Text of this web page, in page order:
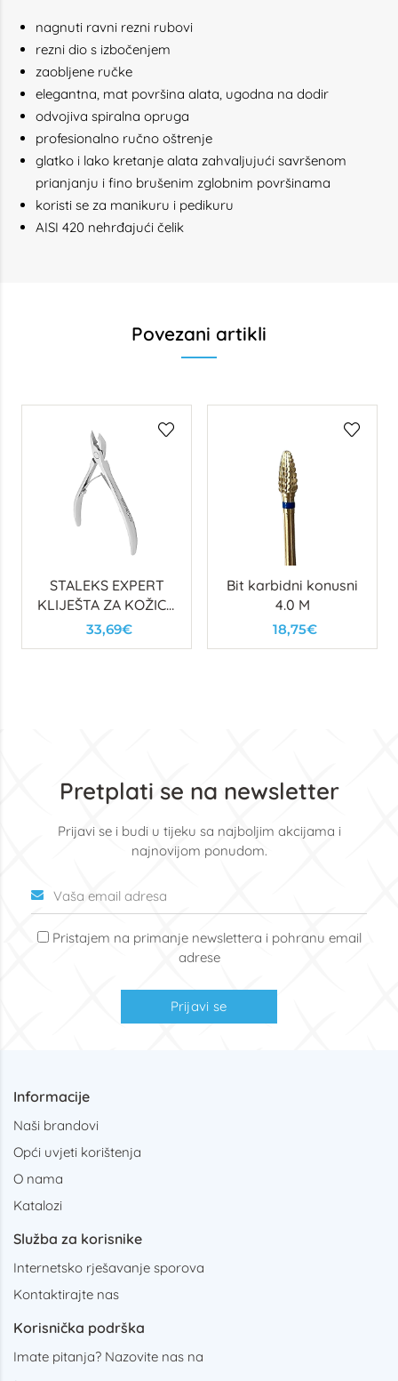
nagnuti ravni rezni rubovi
rezni dio s izbočenjem
zaobljene ručke
elegantna, mat površina alata, ugodna na dodir
odvojiva spiralna opruga
profesionalno ručno oštrenje
glatko i lako kretanje alata zahvaljujući savršenom
prianjanju i fino brušenim zglobnim površinama
koristi se za manikuru i pedikuru
AISI 420 nehrđajući čelik
Povezani artikli
STALEKS EXPERT
KLIJEŠTA ZA KOŽICU
90, 5MM
33,69€
Bit karbidni konusni
4.0 M
18,75€
Pretplati se na newsletter
Prijavi se i budi u tijeku sa najboljim akcijama i
najnovijom ponudom.
Pristajem na primanje newslettera i pohranu email
adrese
Prijavi se
Informacije
Naši brandovi
Opći uvjeti korištenja
O nama
Katalozi
Služba za korisnike
Internetsko rješavanje sporova
Kontaktirajte nas
Korisnička podrška
Imate pitanja? Nazovite nas na